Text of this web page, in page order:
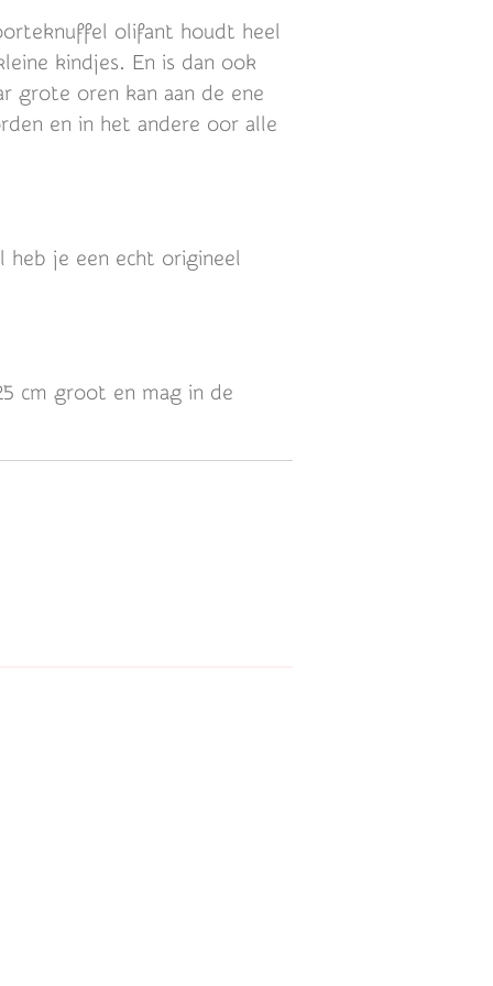
olifant houdt heel
kindjes. En is dan ook
grote oren kan aan de ene
en in het andere oor alle
je een echt origineel
cm groot en mag in de